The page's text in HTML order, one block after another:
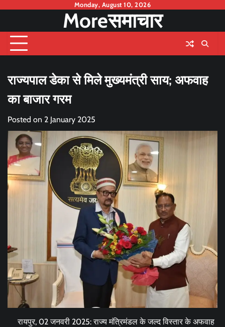
content
Monday, August 10, 2026
Moreसमाचार
राज्यपाल डेका से मिले मुख्यमंत्री साय; अफवाह
का बाजार गरम
Posted on 2 January 2025
रायपुर, 02 जनवरी 2025: राज्य मंत्रिमंडल के जल्द विस्तार के अफवाह